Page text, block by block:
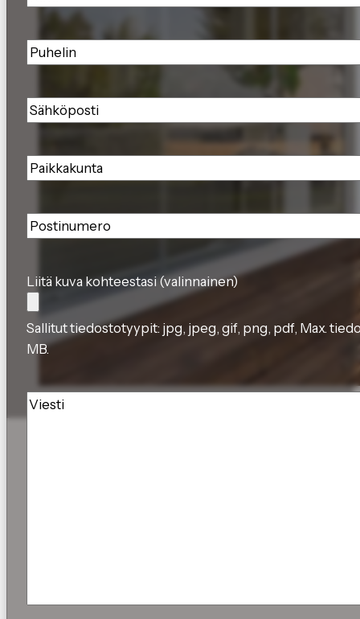
Puhelin*
Sähköposti*
Paikkakunta*
Postinumero*
Liitä kuva kohteestasi (valinnainen)
Sallitut tiedostotyypit: jpg, jpeg, gif, png, pdf, Max.
MB.
Viesti